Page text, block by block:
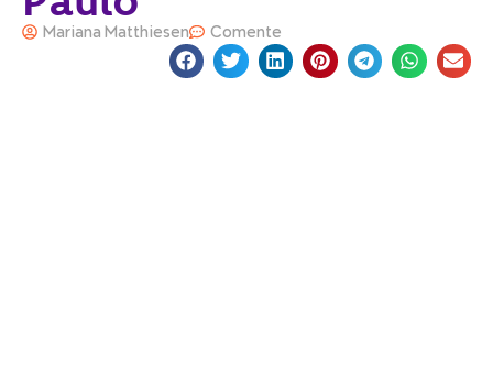
Mariana Matthiesen Comente